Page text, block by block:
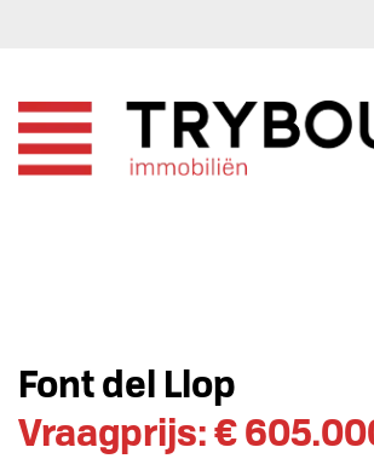
Font del Llop
Vraagprijs: €